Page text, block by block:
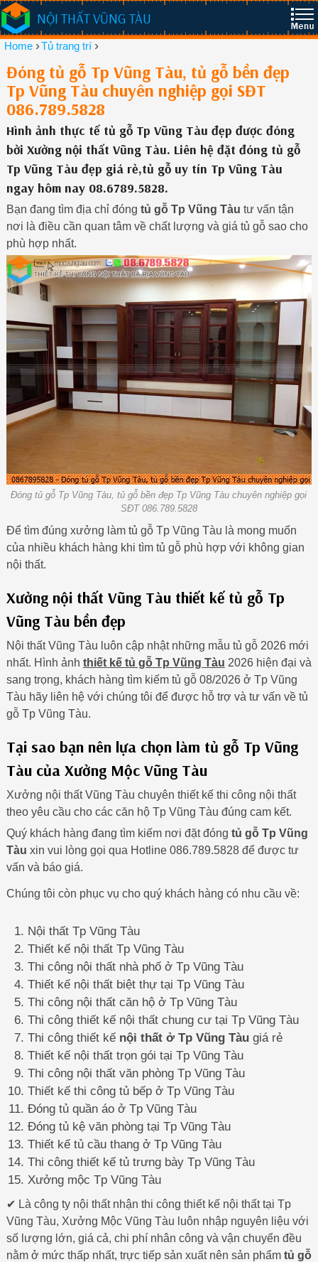
NỘI THẤT VŨNG TÀU
Home ›Tủ trang trí ›
Đóng tủ gỗ Tp Vũng Tàu, tủ gỗ bền đẹp
Tp Vũng Tàu chuyên nghiệp gọi SĐT
086.789.5828
Hình ảnh thực tế tủ gỗ Tp Vũng Tàu đẹp được đóng
bởi Xưởng nội thất Vũng Tàu. Liên hệ đặt đóng tủ gỗ
Tp Vũng Tàu đẹp giá rẻ,tủ gỗ uy tín Tp Vũng Tàu
ngay hôm nay 08.6789.5828.
Bạn đang tìm địa chỉ đóng tủ gỗ Tp Vũng Tàu tư vấn tận
nơi là điều cần quan tâm về chất lượng và giá tủ gỗ sao cho
phù hợp nhất.
Đóng tủ gỗ Tp Vũng Tàu, tủ gỗ bền đẹp Tp Vũng Tàu chuyên nghiệp gọi
SĐT 086.789.5828
Để tìm đúng xưởng làm tủ gỗ Tp Vũng Tàu là mong muốn
của nhiều khách hàng khi tìm tủ gỗ phù hợp với không gian
nội thất.
Xưởng nội thất Vũng Tàu thiết kế tủ gỗ Tp
Vũng Tàu bền đẹp
Nội thất Vũng Tàu luôn cập nhật những mẫu tủ gỗ 2026 mới
nhất. Hình ảnh thiết kế tủ gỗ Tp Vũng Tàu 2026 hiện đại và
sang trọng, khách hàng tìm kiếm tủ gỗ 08/2026 ở Tp Vũng
Tàu hãy liên hệ với chúng tôi để được hỗ trợ và tư vấn về tủ
gỗ Tp Vũng Tàu.
Tại sao bạn nên lựa chọn làm tủ gỗ Tp Vũng
Tàu của Xưởng Mộc Vũng Tàu
Xưởng nội thất Vũng Tàu chuyên thiết kế thi công nội thất
theo yêu cầu cho các căn hộ Tp Vũng Tàu đúng cam kết.
Quý khách hàng đang tìm kiếm nơi đặt đóng tủ gỗ Tp Vũng
Tàu xin vui lòng gọi qua Hotline 086.789.5828 để được tư
vấn và báo giá.
Chúng tôi còn phục vụ cho quý khách hàng có nhu cầu về:
Nội thất Tp Vũng Tàu
Thiết kế nội thất Tp Vũng Tàu
Thi công nội thất nhà phố ở Tp Vũng Tàu
Thiết kế nội thất biệt thự tại Tp Vũng Tàu
Thi công nội thất căn hộ ở Tp Vũng Tàu
Thi công thiết kế nội thất chung cư tại Tp Vũng Tàu
Thi công thiết kế nội thất ở Tp Vũng Tàugiá rẻ
Thiết kế nội thất trọn gói tại Tp Vũng Tàu
Thi công nội thất văn phòng Tp Vũng Tàu
Thiết kế thi công tủ bếp ở Tp Vũng Tàu
Đóng tủ quần áo ở Tp Vũng Tàu
Đóng tủ kệ văn phòng tại Tp Vũng Tàu
Thiết kế tủ cầu thang ở Tp Vũng Tàu
Thi công thiết kế tủ trưng bày Tp Vũng Tàu
Xưởng mộc Tp Vũng Tàu
✔ Là công ty nội thất nhận thi công thiết kế nội thất tại Tp
Vũng Tàu, Xưởng Mộc Vũng Tàu luôn nhập nguyên liệu với
số lượng lớn, giá cả, chi phí nhân công và vận chuyển đều
nằm ở mức thấp nhất, trực tiếp sản xuất nên sản phẩm tủ gỗ